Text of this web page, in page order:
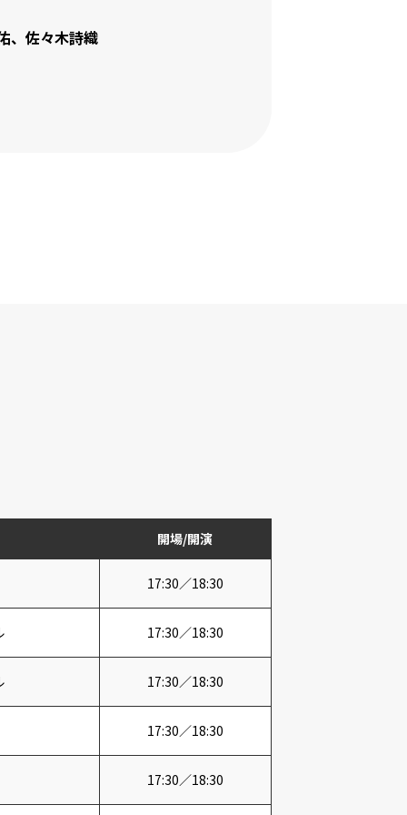
佐々木詩織
開場/開演
17:30／18:30
17:30／18:30
17:30／18:30
17:30／18:30
17:30／18:30